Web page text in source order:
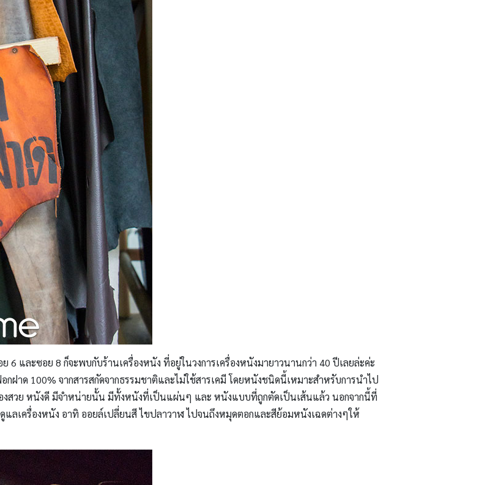
6 และซอย 8 ก็จะพบกับร้านเครื่องหนัง ที่อยู่ในวงการเครื่องหนังมายาวนานกว่า 40 ปีเลยล่ะค่ะ
าด 100% จากสารสกัดจากธรรมชาติและไม่ใช้สารเคมี โดยหนังชนิดนี้เหมาะสำหรับการนำไป
งสวย หนังดี มีจำหน่ายนั้น มีทั้งหนังที่เป็นแผ่นๆ และ หนังแบบที่ถูกตัดเป็นเส้นแล้ว นอกจากนี้ที่
แลเครื่องหนัง อาทิ ออยล์เปลี่ยนสี ไขปลาวาฬ ไปจนถึงหมุดตอกและสีย้อมหนังเฉดต่างๆให้